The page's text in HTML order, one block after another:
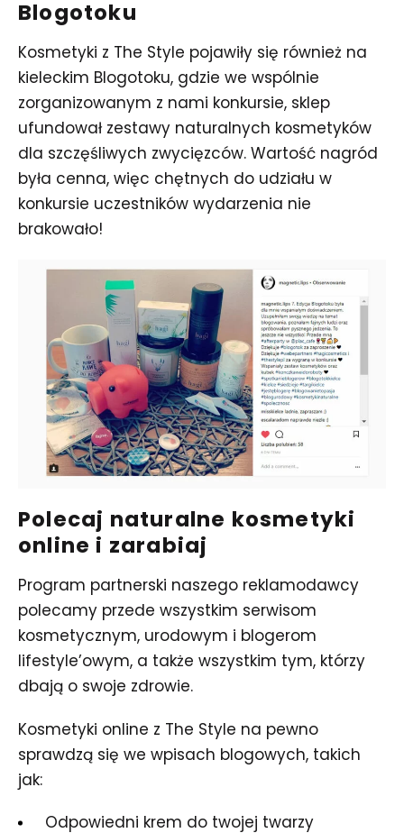
Blogotoku
Kosmetyki z The Style pojawiły się również na
kieleckim Blogotoku, gdzie we wspólnie
zorganizowanym z nami konkursie, sklep
ufundował zestawy naturalnych kosmetyków
dla szczęśliwych zwycięzców. Wartość nagród
była cenna, więc chętnych do udziału w
konkursie uczestników wydarzenia nie
brakowało!
Polecaj naturalne kosmetyki
online i zarabiaj
Program partnerski naszego reklamodawcy
polecamy przede wszystkim serwisom
kosmetycznym, urodowym i blogerom
lifestyle’owym, a także wszystkim tym, którzy
dbają o swoje zdrowie.
Kosmetyki online z The Style na pewno
sprawdzą się we wpisach blogowych, takich
jak:
Odpowiedni krem do twojej twarzy